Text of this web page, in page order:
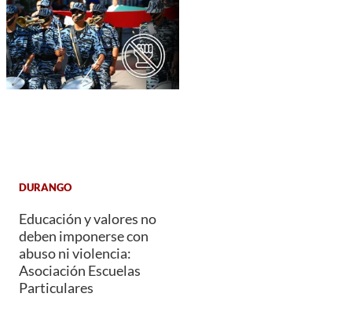
DURANGO
Educación y valores no
deben imponerse con
abuso ni violencia:
Asociación Escuelas
Particulares